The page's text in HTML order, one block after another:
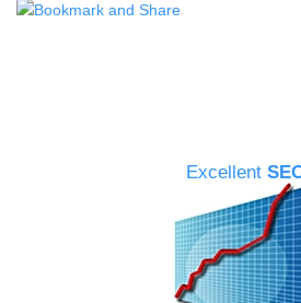
Excellent